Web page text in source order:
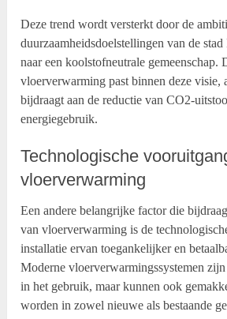
Deze trend wordt versterkt door de
duurzaamheidsdoelstellingen van de
naar een koolstofneutrale gemeenschap.
vloerverwarming past binnen deze visie,
bijdraagt aan de reductie van CO2-
energiegebruik.
Technologische
vloerverwarming
Een andere belangrijke factor die
van vloerverwarming is de
installatie ervan toegankelijker en
Moderne vloerverwarmingssystemen
in het gebruik, maar kunnen ook
worden in zowel nieuwe als bestaande